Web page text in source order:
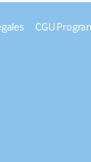
CGU
la